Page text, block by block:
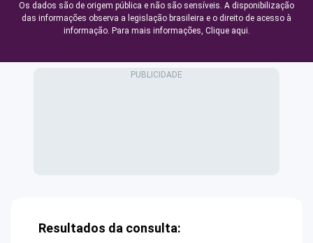
Os dados são de origem pública e não são sensíveis. A disponibilização
das informações observa a legislação brasileira e o direito de acesso à
informação. Para mais informações, Clique aqui.
Resultados da consulta: